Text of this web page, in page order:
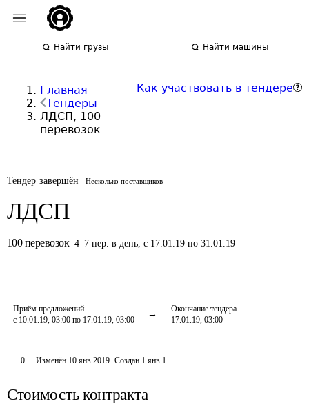
Найти грузы Найти машины
Главная
Тендеры
ЛДСП, 100
перевозок
Как участвовать в тендере
Тендер завершён Несколько поставщиков
ЛДСП
100 перевозок 4–7 пер. в день,с 17.01.19 по 31.01.19
Приём предложений
с 10.01.19, 03:00 по 17.01.19, 03:00
Окончание тендера
17.01.19, 03:00
0 Изменён 10 янв 2019. Создан 1 янв 1
Стоимость контракта